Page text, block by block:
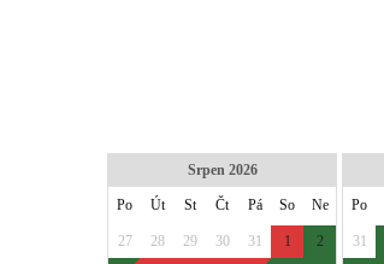
Srpen 2026
Po Út St Čt Pá So Ne
27 28 29 30 31 1
2
Po
31